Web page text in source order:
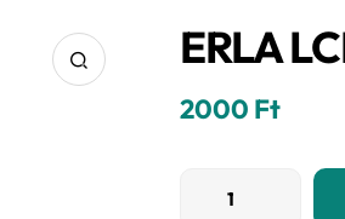
ERLA
2000 Ft